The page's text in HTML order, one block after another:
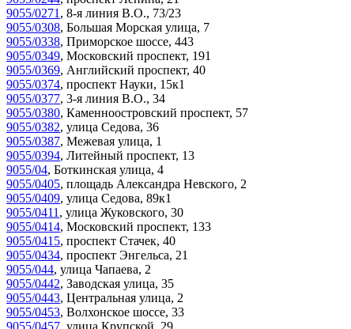
9055/0271 , 8-я линия В.О., 73/23
9055/0308, Большая Морская улица, 7
9055/0338, Приморское шоссе, 443
9055/0349, Московский проспект, 191
9055/0369, Английский проспект, 40
9055/0374, проспект Науки, 15к1
9055/0377, 3-я линия В.О., 34
9055/0380, Каменноостровский проспект, 57
9055/0382, улица Седова, 36
9055/0387, Межевая улица, 1
9055/0394, Литейный проспект, 13
9055/04, Боткинская улица, 4
9055/0405, площадь Александра Невского, 2
9055/0409, улица Седова, 89к1
9055/0411 , улица Жуковского, 30
9055/0414, Московский проспект, 133
9055/0415, проспект Стачек, 40
9055/0434, проспект Энгельса, 21
9055/044, улица Чапаева, 2
9055/0442, Заводская улица, 35
9055/0443, Центральная улица, 2
9055/0453, Волхонское шоссе, 33
9055/0457, улица Крупской, 29